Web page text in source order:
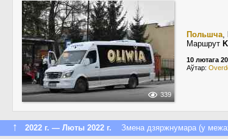
339
Польшча,
Маршрут
10 лютага
Аўтар:
↑ 2022 г. — Люты 2022 г. Змена дзяржнумара (у